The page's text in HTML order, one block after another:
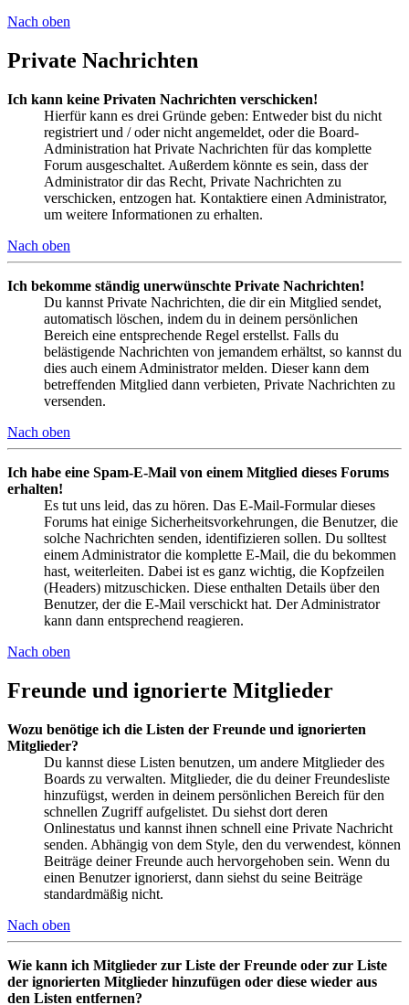
Nach oben
Private Nachrichten
Ich kann keine Privaten Nachrichten verschicken!
Hierfür kann es drei Gründe geben: Entweder bist du nicht
registriert und / oder nicht angemeldet, oder die Board-
Administration hat Private Nachrichten für das komplette
Forum ausgeschaltet. Außerdem könnte es sein, dass der
Administrator dir das Recht, Private Nachrichten zu
verschicken, entzogen hat. Kontaktiere einen Administrator,
um weitere Informationen zu erhalten.
Nach oben
Ich bekomme ständig unerwünschte Private Nachrichten!
Du kannst Private Nachrichten, die dir ein Mitglied sendet,
automatisch löschen, indem du in deinem persönlichen
Bereich eine entsprechende Regel erstellst. Falls du
belästigende Nachrichten von jemandem erhältst, so kannst du
dies auch einem Administrator melden. Dieser kann dem
betreffenden Mitglied dann verbieten, Private Nachrichten zu
versenden.
Nach oben
Ich habe eine Spam-E-Mail von einem Mitglied dieses Forums
erhalten!
Es tut uns leid, das zu hören. Das E-Mail-Formular dieses
Forums hat einige Sicherheitsvorkehrungen, die Benutzer, die
solche Nachrichten senden, identifizieren sollen. Du solltest
einem Administrator die komplette E-Mail, die du bekommen
hast, weiterleiten. Dabei ist es ganz wichtig, die Kopfzeilen
(Headers) mitzuschicken. Diese enthalten Details über den
Benutzer, der die E-Mail verschickt hat. Der Administrator
kann dann entsprechend reagieren.
Nach oben
Freunde und ignorierte Mitglieder
Wozu benötige ich die Listen der Freunde und ignorierten
Mitglieder?
Du kannst diese Listen benutzen, um andere Mitglieder des
Boards zu verwalten. Mitglieder, die du deiner Freundesliste
hinzufügst, werden in deinem persönlichen Bereich für den
schnellen Zugriff aufgelistet. Du siehst dort deren
Onlinestatus und kannst ihnen schnell eine Private Nachricht
senden. Abhängig von dem Style, den du verwendest, können
Beiträge deiner Freunde auch hervorgehoben sein. Wenn du
einen Benutzer ignorierst, dann siehst du seine Beiträge
standardmäßig nicht.
Nach oben
Wie kann ich Mitglieder zur Liste der Freunde oder zur Liste
der ignorierten Mitglieder hinzufügen oder diese wieder aus
den Listen entfernen?